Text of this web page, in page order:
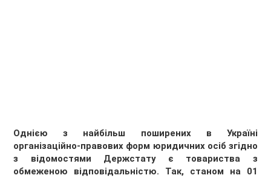
Однією з найбільш поширених в Україні
організаційно-правових форм юридичних осіб згідно
з відомостями Держстату є товариства з
обмеженою відповідальністю. Так, станом на 01